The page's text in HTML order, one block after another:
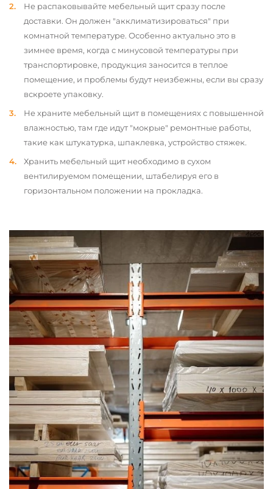
Не распаковывайте мебельный щит сразу после
доставки. Он должен "акклиматизироваться" при
комнатной температуре. Особенно актуально это в
зимнее время, когда с минусовой температуры при
транспортировке, продукция заносится в теплое
помещение, и проблемы будут неизбежны, если вы сразу
вскроете упаковку.
Не храните мебельный щит в помещениях с повышенной
влажностью, там где идут "мокрые" ремонтные работы,
такие как штукатурка, шпаклевка, устройство стяжек.
Хранить мебельный щит необходимо в сухом
вентилируемом помещении, штабелируя его в
горизонтальном положении на прокладка.